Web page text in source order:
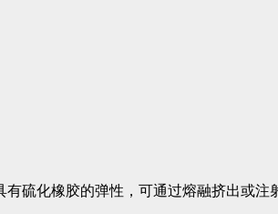
硫化橡胶的弹性，可通过熔融挤出或